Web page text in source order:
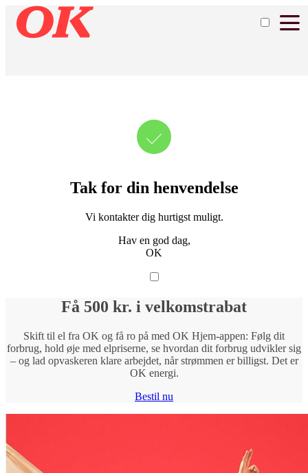
Tak for din henvendelse
Vi kontakter dig hurtigst muligt.
Hav en god dag,
OK
Få 500 kr. i velkomstrabat
Skift til el fra OK og få ro på med OK Hjem-appen: Følg dit
forbrug, hold øje med elpriserne, se hvordan dit forbrug udvikler sig
– og lad opvaskeren klare arbejdet, når strømmen er billigst. Det er
OK energi.
Bestil nu